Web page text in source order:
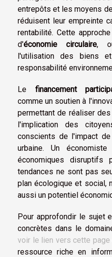
entrepôts et les moyens
réduisent leur empreinte
rentabilité. Cette
d'économie circulaire,
l'utilisation des biens
responsabilité
Le financement
comme un soutien à
permettant de réaliser
l'implication des
conscients de l'impact
urbaine. Un
économiques disruptifs
tendances ne sont pas
plan écologique et social,
aussi un potentiel
Pour approfondir le sujet
concrètes dans le
voir le lien vers cette page
ressource riche en